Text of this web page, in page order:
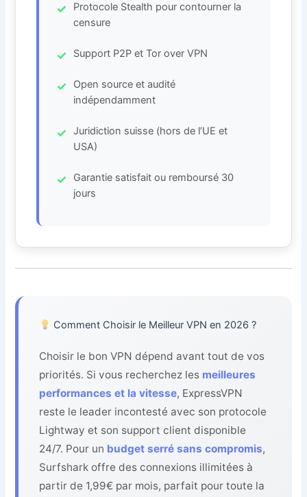
Protocole Stealth pour contourner la
censure
Support P2P et Tor over VPN
Open source et audité
indépendamment
Juridiction suisse (hors de l’UE et
USA)
Garantie satisfait ou remboursé 30
jours
Comment Choisir le Meilleur VPN en 2026 ?
Choisir le bon VPN dépend avant tout de vos
priorités. Si vous recherchez les meilleures
performances et la vitesse, ExpressVPN
reste le leader incontesté avec son protocole
Lightway et son support client disponible
24/7. Pour un budget serré sans compromis,
Surfshark offre des connexions illimitées à
partir de 1,99€ par mois, parfait pour toute la